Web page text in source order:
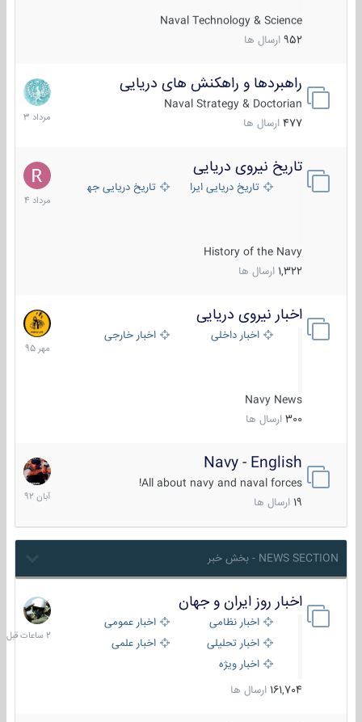
Naval Technology & Science
952 ارسال ها
راهبردها و راهکنش های دریایی
Naval Strategy & Doctorian
477 ارسال ها
2
مرداد
1403
تاریخ نیروی دریایی
تاریخ دریایی ایران تاریخ دریایی جهان
History of the Navy
1,322 ارسال ها
16
مرداد
1404
اخبار نیروی دریایی
اخبار داخلی اخبار خارجی
Navy News
300 ارسال ها
27
مهر
1395
Navy - English
All about navy and naval forces!
ارسال ها
22
آبان
1392
NEWS SECTION - بخش خبر
اخبار روز ایران و جهان
اخبار نظامی
اخبار عمومی
اخبار تحلیلی
اخبار علمی
اخبار ویژه
161,704 ارسال ها
2
ساعات
قبل